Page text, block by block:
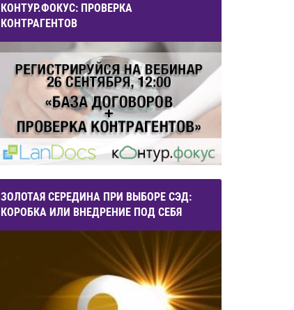
КОНТУР.ФОКУС: ПРОВЕРКА
КОНТРАГЕНТОВ
ЗОЛОТАЯ СЕРЕДИНА ПРИ ВЫБОРЕ СЭД:
КОРОБКА ИЛИ ВНЕДРЕНИЕ ПОД СЕБЯ